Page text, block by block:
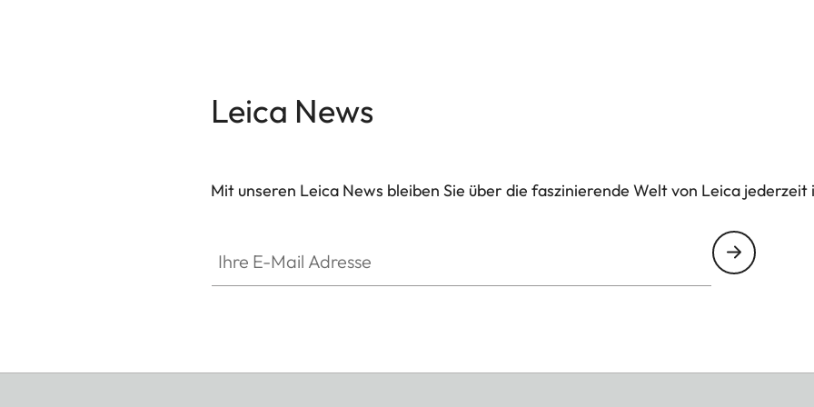
Leica News
Mit unseren Leica News bleiben Sie über die faszinierende Welt von Leica